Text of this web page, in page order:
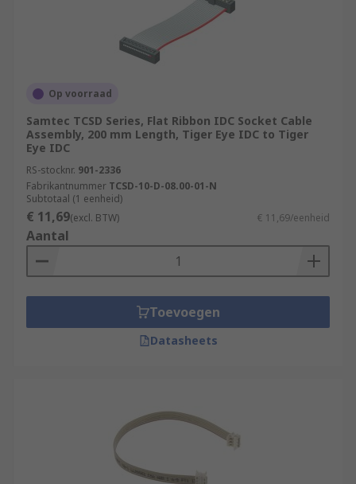
Op voorraad
Samtec TCSD Series, Flat Ribbon IDC Socket Cable
Assembly, 200 mm Length, Tiger Eye IDC to Tiger
Eye IDC
RS-stocknr. 901-2336
Fabrikantnummer TCSD-10-D-08.00-01-N
Subtotaal (1 eenheid)
€ 11,69(excl. BTW) € 11,69/eenheid
Aantal
Toevoegen
Datasheets